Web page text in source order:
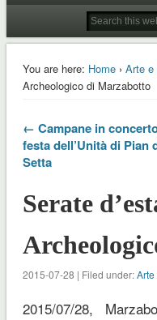
You are here: Home› Arte e
Archeologico di Marzabotto
← Campane in
festa dell’Unità di Pian
Setta
Serate
2015-07-28 | Filed under:Arte
2015/07/28,